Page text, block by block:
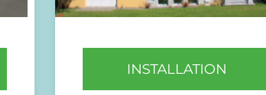
INSTALLATION